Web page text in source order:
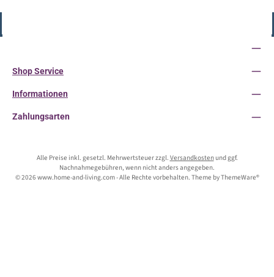
Shop Service
Informationen
Zahlungsarten
Alle Preise inkl. gesetzl. Mehrwertsteuer zzgl. Versandkostenund ggf.
Nachnahmegebühren, wenn nicht anders angegeben.
© 2026 www.home-and-living.com - Alle Rechte vorbehalten. Theme byThemeWare®